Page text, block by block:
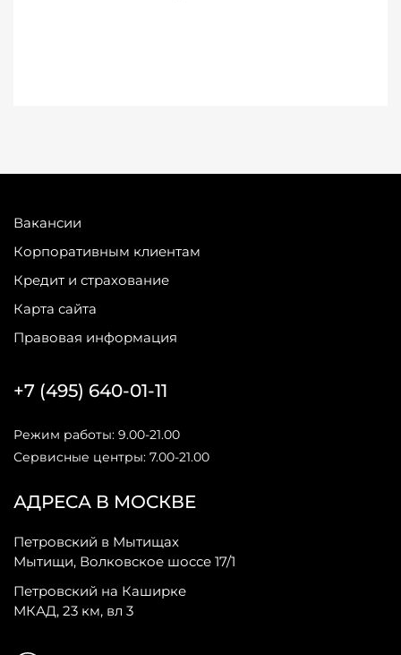
Вакансии
Корпоративным клиентам
Кредит и страхование
Карта сайта
Правовая информация
АДРЕСА В МОСКВЕ
Петровский в Мытищах
Мытищи, Волковское шоссе 17/1
Петровский на Каширке
МКАД, 23 км, вл 3
+7 (495) 640-01-11
Режим работы: 9.00-21.00
Сервисные центры: 7.00-21.00